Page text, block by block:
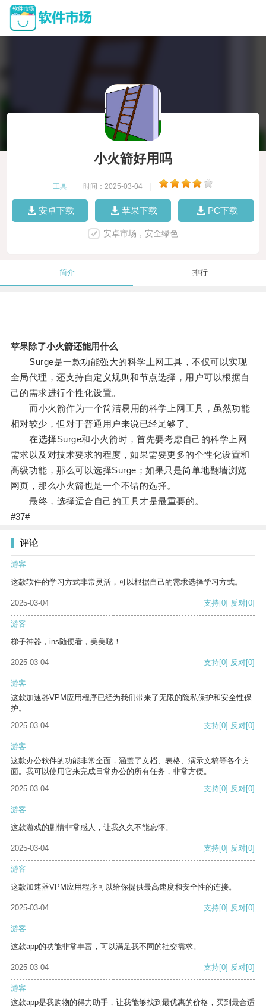
小火箭好用吗
工具 时间：2025-03-04
安卓下载 苹果下载 PC下载
安卓市场，安全绿色
简介 排行
苹果除了小火箭还能用什么
Surge是一款功能强大的科学上网工具，不仅可以实现
全局代理，还支持自定义规则和节点选择，用户可以根据自
己的需求进行个性化设置。
而小火箭作为一个简洁易用的科学上网工具，虽然功能
相对较少，但对于普通用户来说已经足够了。
在选择Surge和小火箭时，首先要考虑自己的科学上网
需求以及对技术要求的程度，如果需要更多的个性化设置和
高级功能，那么可以选择Surge；如果只是简单地翻墙浏览
网页，那么小火箭也是一个不错的选择。
最终，选择适合自己的工具才是最重要的。
#37#
评论
游客
这款软件的学习方式非常灵活，可以根据自己的需求选择学习方式。
2025-03-04 支持[0] 反对[0]
游客
梯子神器，ins随便看，美美哒！
2025-03-04 支持[0] 反对[0]
游客
这款加速器VPM应用程序已经为我们带来了无限的隐私保护和安全性保
护。
2025-03-04
支持[0] 反对[0]
游客
这款办公软件的功能非常全面，涵盖了文档、表格、演示文稿等各个方
面。我可以使用它来完成日常办公的所有任务，非常方便。
2025-03-04
支持[0] 反对[0]
游客
这款游戏的剧情非常感人，让我久久不能忘怀。
2025-03-04 支持[0] 反对[0]
游客
这款加速器VPM应用程序可以给你提供最高速度和安全性的连接。
2025-03-04 支持[0] 反对[0]
游客
这款app的功能非常丰富，可以满足我不同的社交需求。
2025-03-04 支持[0] 反对[0]
游客
这款app是我购物的得力助手，让我能够找到最优惠的价格，买到最合适